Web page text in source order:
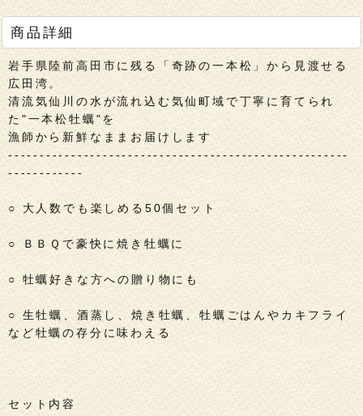
商品詳細
岩手県陸前高田市に残る「奇跡の一本松」から見渡せる
広田湾。
清流気仙川の水が流れ込む気仙町域で丁寧に育てられ
た"一本松牡蠣"を
漁師から新鮮なままお届けします
------------------------------------------------------
------------
○ 大人数でも楽しめる50個セット
○ ＢＢＱで豪快に焼き牡蠣に
○ 牡蠣好きな方への贈り物にも
○ 生牡蠣、酒蒸し、焼き牡蠣、牡蠣ごはんやカキフライ
など牡蠣の存分に味わえる
セット内容